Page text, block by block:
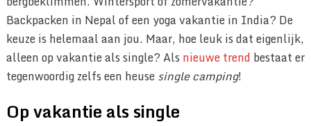
Backpacken in Nepal of een yoga vakantie in India? De
keuze is helemaal aan jou. Maar, hoe leuk is dat eigenlijk,
alleen op vakantie als single? Als nieuwe trend bestaat er
tegenwoordig zelfs een heusesingle camping!
Op vakantie als single